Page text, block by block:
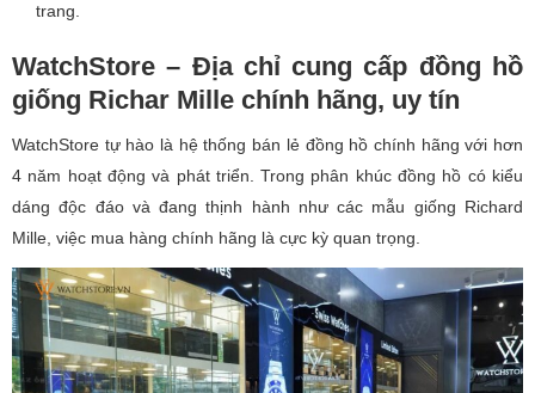
trang.
WatchStore – Địa chỉ cung cấp đồng hồ
giống Richar Mille chính hãng, uy tín
WatchStore tự hào là hệ thống bán lẻ đồng hồ chính hãng với hơn
4 năm hoạt động và phát triển. Trong phân khúc đồng hồ có kiểu
dáng độc đáo và đang thịnh hành như các mẫu giống Richard
Mille, việc mua hàng chính hãng là cực kỳ quan trọng.